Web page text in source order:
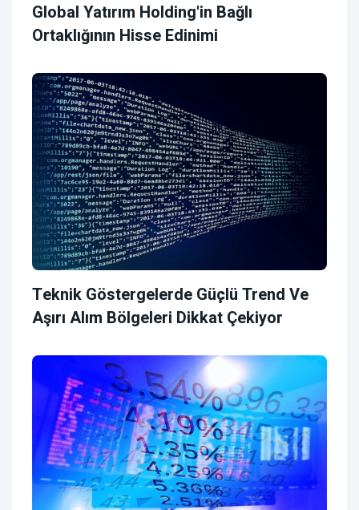
Global Yatırım Holding'in Bağlı
Ortaklığının Hisse Edinimi
Teknik Göstergelerde Güçlü Trend Ve
Aşırı Alım Bölgeleri Dikkat Çekiyor